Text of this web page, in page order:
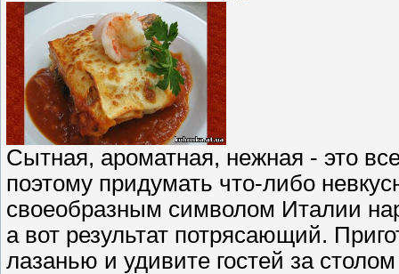
Сытная, ароматная, нежная - это
поэтому придумать что-либо
своеобразным символом Италии
а вот результат потрясающий.
лазанью и удивите гостей за столом